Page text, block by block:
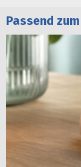
Passend